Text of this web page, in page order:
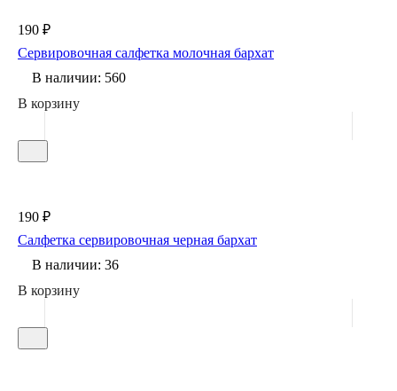
190 ₽
Сервировочная салфетка молочная бархат
В наличии: 560
В корзину
190 ₽
Салфетка сервировочная черная бархат
В наличии: 36
В корзину